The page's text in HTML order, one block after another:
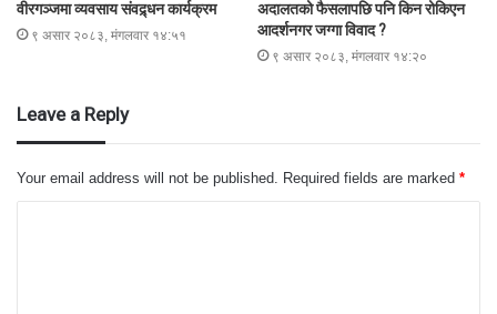
वीरगञ्जमा व्यवसाय संवद्र्धन कार्यक्रम
९ असार २०८३, मंगलवार १४:५१
अदालतको फैसलापछि पनि किन रोकिएन
आदर्शनगर जग्गा विवाद ?
९ असार २०८३, मंगलवार १४:२०
Leave a Reply
Your email address will not be published. Required fields are marked *